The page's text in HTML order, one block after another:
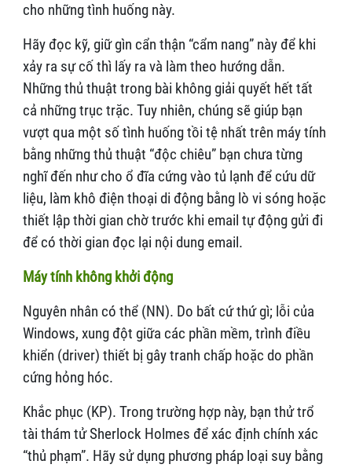
cho những tình huống này.
Hãy đọc kỹ, giữ gìn cẩn thận “cẩm nang” này để khi
xảy ra sự cố thì lấy ra và làm theo hướng dẫn.
Những thủ thuật trong bài không giải quyết hết tất
cả những trục trặc. Tuy nhiên, chúng sẽ giúp bạn
vượt qua một số tình huống tồi tệ nhất trên máy tính
bằng những thủ thuật “độc chiêu” bạn chưa từng
nghĩ đến như cho ổ đĩa cứng vào tủ lạnh để cứu dữ
liệu, làm khô điện thoại di động bằng lò vi sóng hoặc
thiết lập thời gian chờ trước khi email tự động gửi đi
để có thời gian đọc lại nội dung email.
Máy tính không khởi động
Nguyên nhân có thể (NN). Do bất cứ thứ gì; lỗi của
Windows, xung đột giữa các phần mềm, trình điều
khiển (driver) thiết bị gây tranh chấp hoặc do phần
cứng hỏng hóc.
Khắc phục (KP). Trong trường hợp này, bạn thử trổ
tài thám tử Sherlock Holmes để xác định chính xác
“thủ phạm”. Hãy sử dụng phương pháp loại suy bằng